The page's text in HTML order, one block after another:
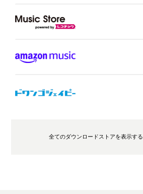
全てのダウンロードストアを表示する